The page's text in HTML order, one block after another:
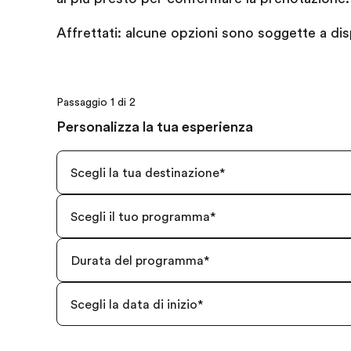
Affrettati: alcune opzioni sono soggette a
Passaggio 1 di 2
Personalizza la tua esperienza
Scegli la tua destinazione*
Scegli il tuo programma*
Durata del programma*
Scegli la data di inizio*